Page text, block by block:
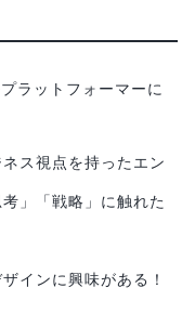
ラットフォーマーに
ス視点を持ったエン
」「戦略」に触れた
インに興味がある！